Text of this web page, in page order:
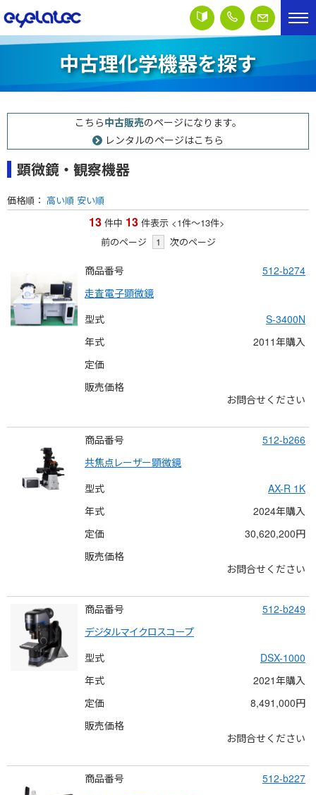
中古理化学機器を探す
こちら中古販売のページになります。
レンタルのページはこちら
顕微鏡・観察機器
価格順： 高い順 安い順
13 件中 13 件表示 <1件～13件>
前のページ
1 次のページ
商品番号
512-b274
走査電子顕微鏡
型式
S-3400N
年式
2011年購入
定価
販売価格
お問合せください
商品番号
512-b266
共焦点レーザー顕微鏡
型式
AX-R 1K
年式
2024年購入
定価
30,620,200円
販売価格
お問合せください
商品番号
512-b249
デジタルマイクロスコープ
型式
DSX-1000
年式
2021年購入
定価
8,491,000円
販売価格
お問合せください
商品番号
512-b227